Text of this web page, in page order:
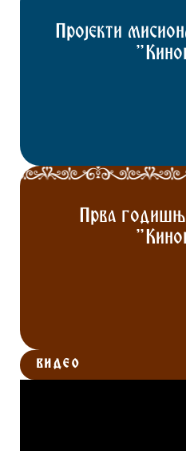
Пројекти
Прва
ВИДЕО